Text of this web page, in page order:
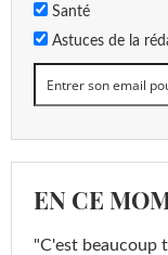
Santé
Astuces de la
EN CE
"C'est beaucoup